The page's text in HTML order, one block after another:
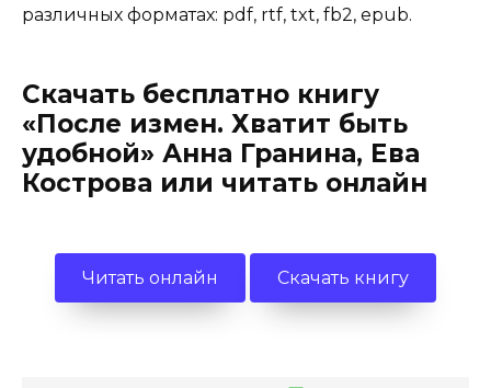
различных форматах: pdf, rtf, txt, fb2, epub.
Скачать бесплатно книгу
«После измен. Хватит быть
удобной» Анна Гранина, Ева
Кострова или читать онлайн
Читать онлайн Скачать книгу